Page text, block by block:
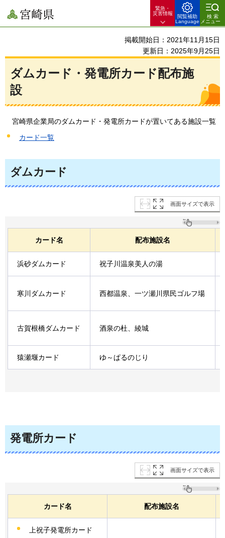
宮崎県
緊急・
災害情報
閲覧補助
Language
検索
メニュー
掲載開始日：2021年11月15日
更新日：2025年9月25日
ダムカード・発電所カード配布施
設
宮崎県企業局のダムカード・発電所カードが置いてある施設一覧
カード一覧
ダムカード
画面サイズで表示
カード名 配布施設名
浜砂ダムカード 祝子川温泉美人の湯
寒川ダムカード 西都温泉、一ツ瀬川県民ゴルフ場
古賀根橋ダムカード 酒泉の杜、綾城
猿瀬堰カード ゆ～ぱるのじり
発電所カード
画面サイズで表示
カード名 配布施設名
上祝子発電所カード